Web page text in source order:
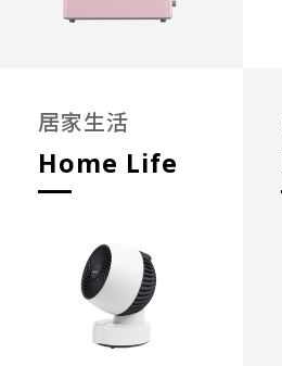
居家生活
Home Life